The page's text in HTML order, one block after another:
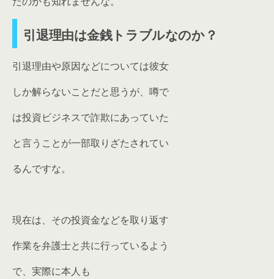
引退理由は金銭トラブルなのか？
引退理由や原因などについては彼女
しか解らないことだと思うが、噂で
は投資ビジネスで詐欺にあっていた
と言うことが一部取りざたされてい
るんですな。
現在は、その投資金などを取り返す
作業を弁護士と共に行っているよう
で、実際に本人も